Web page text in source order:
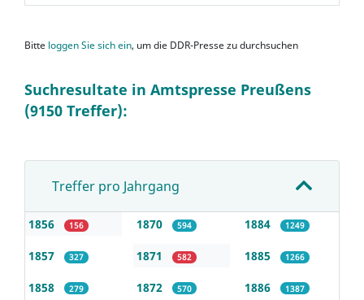
Bitte loggen Sie sich ein, um die DDR-Presse zu durchsuchen
Suchresultate in Amtspresse Preußens
(9150 Treffer):
Treffer pro Jahrgang
1856 156
1857 327
1858 279
1870 594
1871 582
1872 570
1884 1249
1885 1266
1886 1387